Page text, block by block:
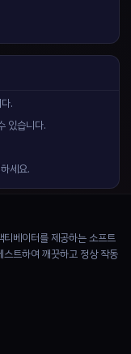
.
있습니다.
세요.
베이터를 제공하는 소프트
트하여 깨끗하고 정상 작동